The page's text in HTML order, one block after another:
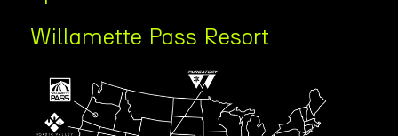
Willamette Pass Resort